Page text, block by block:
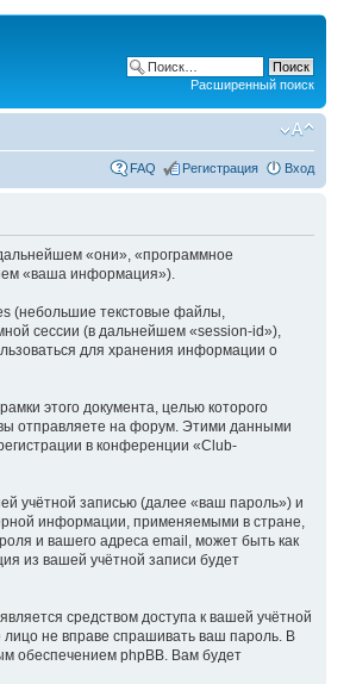
Расширенный поиск
FAQ Регистрация Вход
«они», «программное
«ваша информация»).
(небольшие текстовые файлы,
сессии (в дальнейшем «session-id»),
для хранения информации о
этого документа, целью которого
отправляете на форум. Этими данными
в конференции «Club-
учётной записью (далее «ваш пароль») и
информации, применяемыми в стране,
и вашего адреса email, может быть как
из вашей учётной записи будет
средством доступа к вашей учётной
лицо не вправе спрашивать ваш пароль. В
обеспечением phpBB. Вам будет